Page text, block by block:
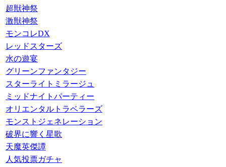
超獣神祭
激獣神祭
モンコレDX
レッドスターズ
水の遊宴
グリーンファンタジー
スターライトミラージュ
ミッドナイトパーティー
オリエンタルトラベラーズ
モンストジェネレーション
破界に響く星歌
天魔英傑譚
人気投票ガチャ